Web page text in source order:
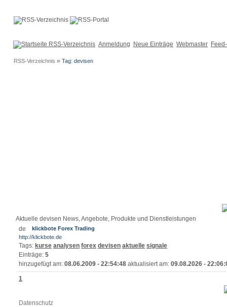
Anmeldung Neue Einträge Webmaster
RSS-Verzeichnis » Tag: devisen
Aktuelle devisen News, Angebote, Produkte und Dienstleistungen
klickbote Forex Trading
http://klickbote.de
Tags: kurse analysen forex devisen aktuelle signale
Einträge: 5
hinzugefügt am: 08.06.2009 - 22:54:48 aktualisiert am: 09.08.2026 -
1
Datenschutz